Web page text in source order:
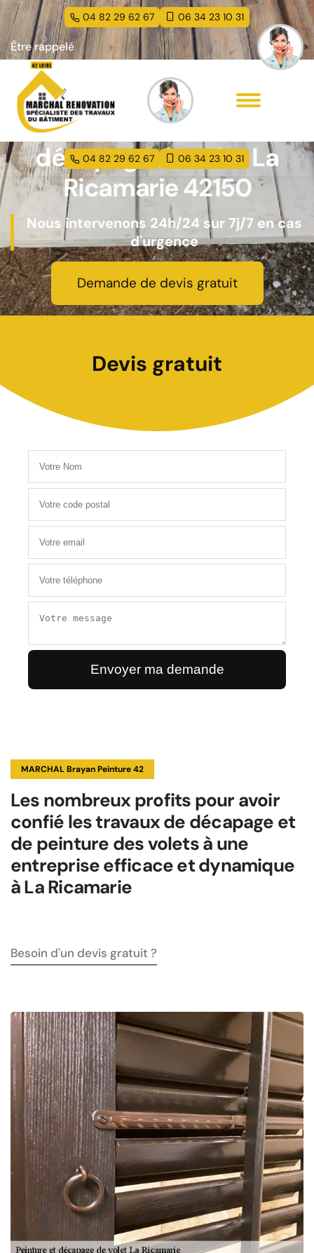
04 82 29 62 67 06 34 23 10 31
Être rappelé
04 82 29 62 67 06 34 23 10 31
Entreprise peinture et
décapage de volet La
Ricamarie 42150
Nous intervenons 24h/24 sur 7j/7 en cas
d'urgence
Demande de devis gratuit
Devis gratuit
MARCHAL Brayan Peinture 42
Les nombreux profits pour avoir
confié les travaux de décapage et
de peinture des volets à une
entreprise efficace et dynamique
à La Ricamarie
Besoin d'un devis gratuit ?